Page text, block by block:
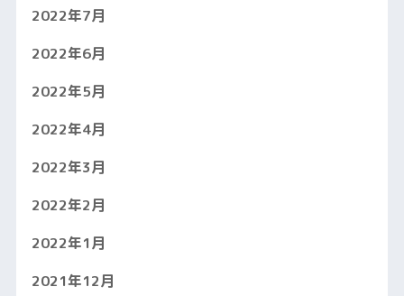
2022年7月
2022年6月
2022年5月
2022年4月
2022年3月
2022年2月
2022年1月
2021年12月